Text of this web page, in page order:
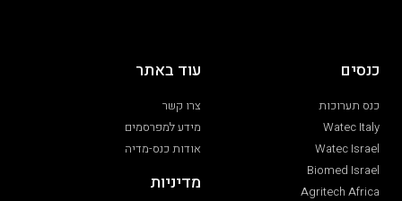
כנסים
כנס תערוכות
Watec Italy
Watec Israel
Biomed Israel
Agritech Africa
עוד באתר
צרו קשר
מידע למפרסמים
אודות כנס-מדיה
מדיניות